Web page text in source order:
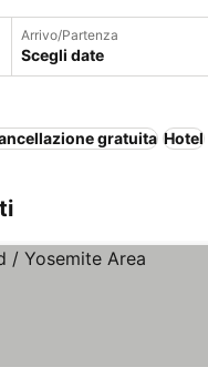
Arrivo/Partenza
Scegli date
gratuita Hotel